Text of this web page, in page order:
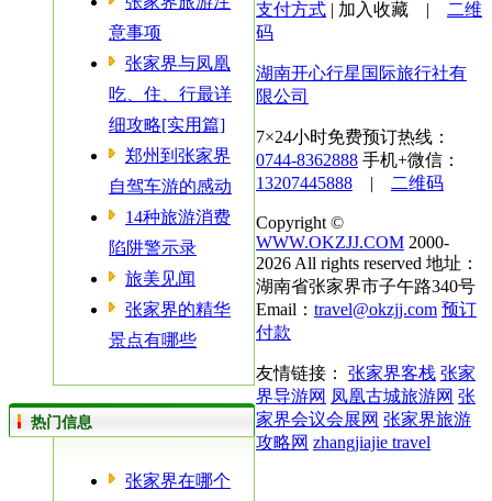
意事项
张家界与凤凰
吃、住、行最详
细攻略[实用篇]
郑州到张家界
自驾车游的感动
14种旅游消费
陷阱警示录
旅美见闻
张家界的精华
景点有哪些
热门信息
张家界在哪个
支付方式 | 加入收藏 |
二维
码
湖南开心行星国际旅行社有
限公司
7×24小时免费预订热线：
0744-8362888 手机+微信：
13207445888 | 二维码
Copyright ©
WWW.OKZJJ.COM 2000-
2026 All rights reserved 地址：
湖南省张家界市子午路340号
Email： travel@okzjj.com 预订
付款
友情链接： 张家界客栈 张家
界导游网 凤凰古城旅游网 张
家界会议会展网 张家界旅游
攻略网 zhangjiajie travel